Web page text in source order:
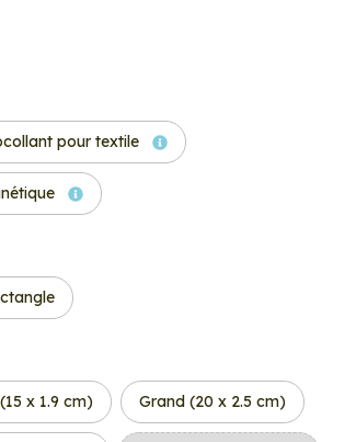
pour textile
x 1.9 cm) Grand (20 x 2.5 cm)